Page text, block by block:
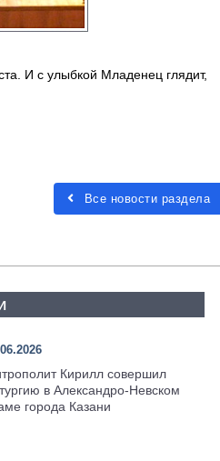
И с улыбкой Младенец глядит,
Все новости раздела
Кирилл совершил
в Александро-Невском
города Казани